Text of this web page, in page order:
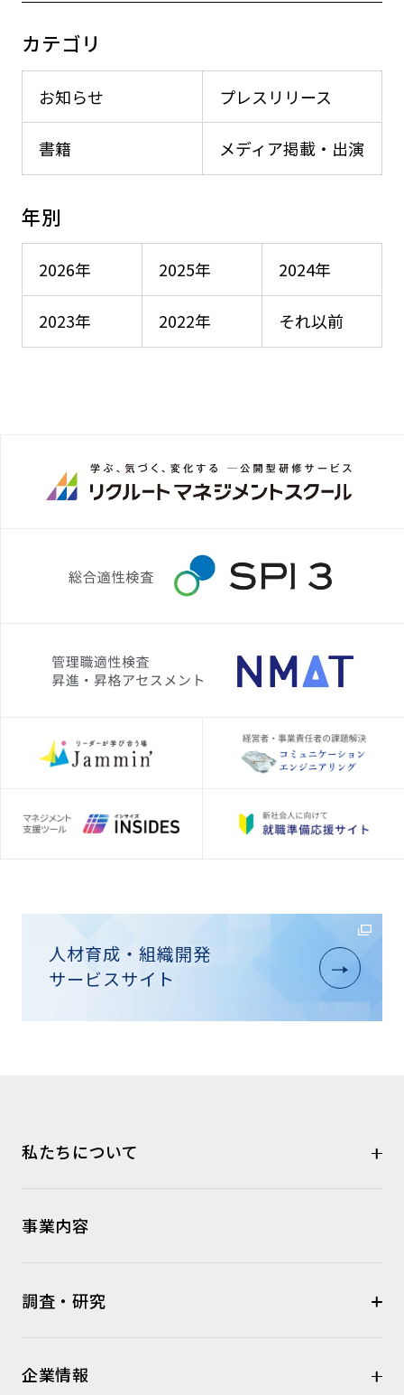
カテゴリ
お知らせ プレスリリース
メディア掲載・出演
書籍
年別
2026年 2025年 2024年
2023年 2022年 それ以前
人材育成・組織開発
サービスサイト
私たちについて
事業内容
調査・研究
企業情報